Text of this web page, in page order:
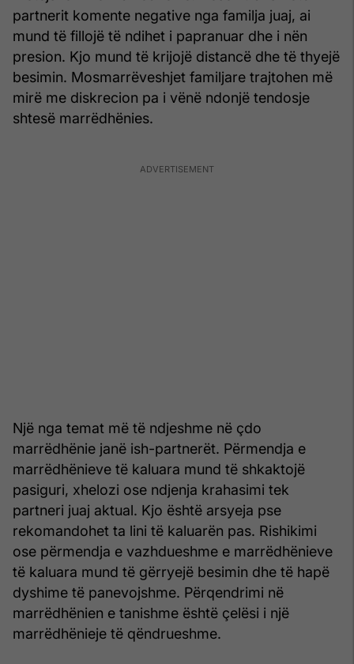
partnerit komente negative nga familja juaj, ai
mund të fillojë të ndihet i papranuar dhe i nën
presion. Kjo mund të krijojë distancë dhe të thyejë
besimin. Mosmarrëveshjet familjare trajtohen më
mirë me diskrecion pa i vënë ndonjë tendosje
shtesë marrëdhënies.
Një nga temat më të ndjeshme në çdo
marrëdhënie janë ish-partnerët. Përmendja e
marrëdhënieve të kaluara mund të shkaktojë
pasiguri, xhelozi ose ndjenja krahasimi tek
partneri juaj aktual. Kjo është arsyeja pse
rekomandohet ta lini të kaluarën pas. Rishikimi
ose përmendja e vazhdueshme e marrëdhënieve
të kaluara mund të gërryejë besimin dhe të hapë
dyshime të panevojshme. Përqendrimi në
marrëdhënien e tanishme është çelësi i një
marrëdhënieje të qëndrueshme.